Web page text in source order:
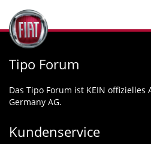
Tipo Forum
Das Tipo Forum ist KEIN offizielles
Germany AG.
Kundenservice